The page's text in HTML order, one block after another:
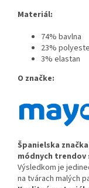
Materiál:
74% bavlna
23%
3% elastan
O značke:
Španielska značka
módnych
Výsledkom je
na tvárach malých